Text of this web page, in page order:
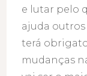
e lutar pelo
ajuda outros
terá
mudanças